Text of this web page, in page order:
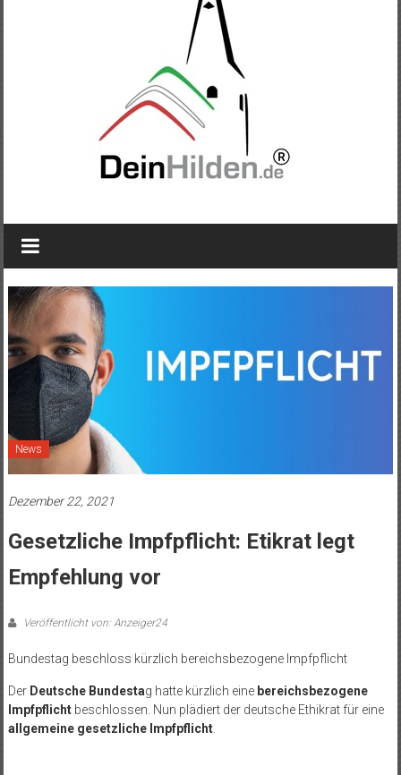
News
Dezember 22, 2021
Gesetzliche Impfpflicht: Etikrat legt
Empfehlung vor
Veröffentlicht von: Anzeiger24
Bundestag beschloss kürzlich bereichsbezogene Impfpflicht
Der Deutsche Bundestag hatte kürzlich eine bereichsbezogene
Impfpflichtbeschlossen. Nun plädiert der deutsche Ethikrat für eine
allgemeine gesetzliche Impfpflicht.